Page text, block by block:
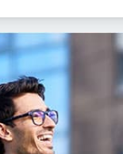
uygun
kapsamda,
kişisel verileri
Doğru ve
Sağlama